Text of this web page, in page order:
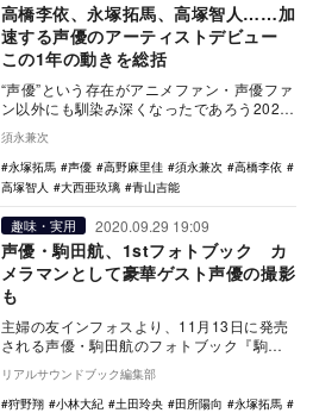
高橋李依、永塚拓馬、高塚智人……加
速する声優のアーティストデビュー
この1年の動きを総括
“声優”という存在がアニメファン・声優ファ
ン以外にも馴染み深くなったであろう2021
年も、“声の表現”のひとつとしてアーティス
ト…
須永兼次
永塚拓馬
声優 高野麻里佳 須永兼次
高橋李依
高塚智人
大西亜玖璃 青山吉能
趣味・実用 2020.09.29 19:09
声優・駒田航、1stフォトブック カ
メラマンとして豪華ゲスト声優の撮影
も
主婦の友インフォスより、11月13日に発売
される声優・駒田航のフォトブック『駒田
航のKomastagram 1st PHOTO …
リアルサウンドブック編集部
狩野翔
小林大紀 土田玲央 田所陽向
永塚拓馬